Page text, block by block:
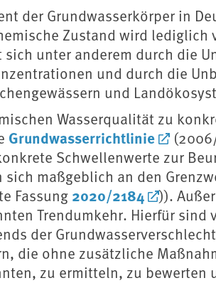
der Grundwasserkörper in
Zustand wird lediglich
unter anderem durch die
und durch die
und
Wasserqualität zu
Grundwasserrichtlinie
Schwellenwerte zur
maßgeblich an den
Fassung 2020/2184
)).
Trendumkehr. Hierfür sind
der
die ohne zusätzliche
zu ermitteln, zu bewerten